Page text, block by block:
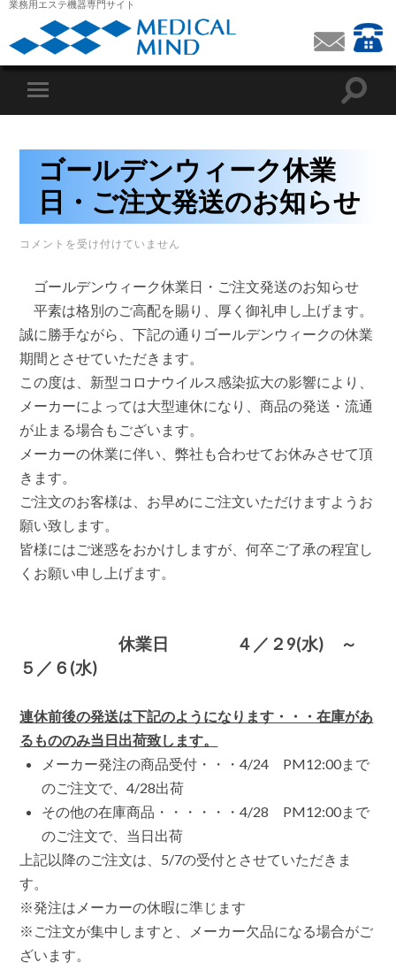
業務用エステ機器専門サイト
ゴールデンウィーク休業
日・ご注文発送のお知らせ
ゴ
ィ
ク
休
業
日・
ご
注
文
送
の
お
知
ら
せ
は
コメントを受け付けていません
ゴールデンウィーク休業日・ご注文発送のお知らせ
平素は格別のご高配を賜り、厚く御礼申し上げます。
誠に勝手ながら、下記の通りゴールデンウィークの休業
期間とさせていただきます。
この度は、新型コロナウイルス感染拡大の影響により、
メーカーによっては大型連休になり、商品の発送・流通
が止まる場合もございます。
メーカーの休業に伴い、弊社も合わせてお休みさせて頂
きます。
ご注文のお客様は、お早めにご注文いただけますようお
願い致します。
皆様にはご迷惑をおかけしますが、何卒ご了承の程宜し
くお願い申し上げます。
休業日 ４／２9(水) ～
５／６ (水)
連休前後の発送は下記のようになります・・・在庫があ
るもののみ当日出荷致します。
メーカー発注の商品受付・・・4/24 PM12:00まで
のご注文で、4/28出荷
その他の在庫商品・・・・・・4/28 PM12:00まで
のご注文で、当日出荷
上記以降のご注文は、5/7の受付とさせていただきま
す。
※発注はメーカーの休暇に準じます
※ご注文が集中しますと、メーカー欠品になる場合がご
ざいます。